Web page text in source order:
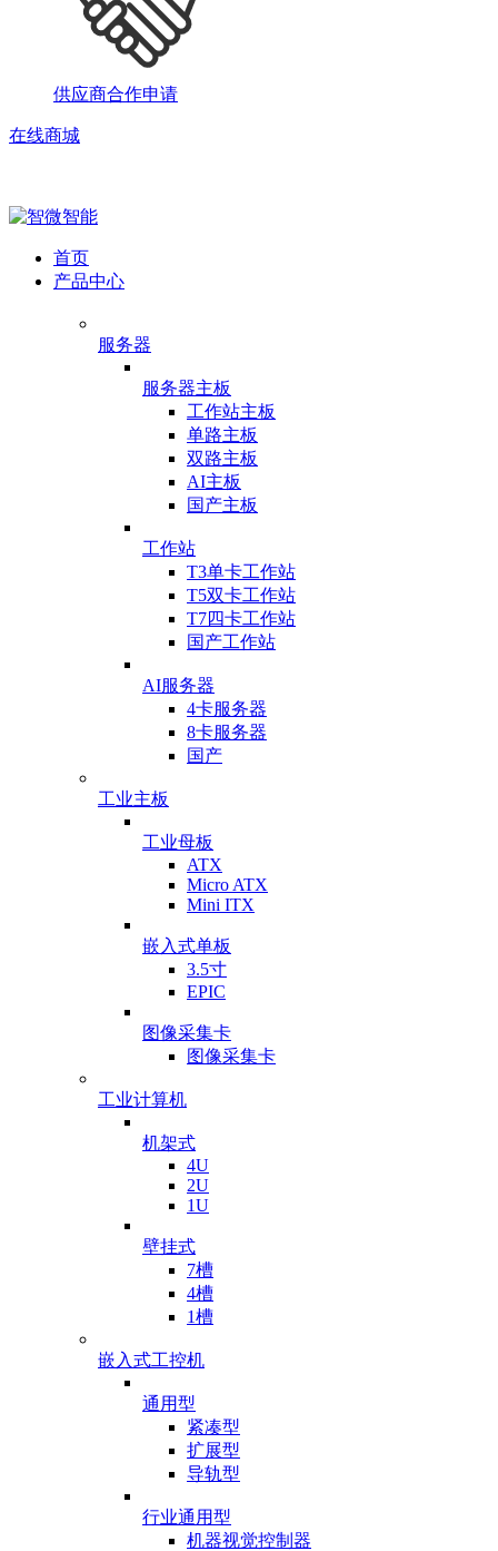
供应商合作申请
在线商城
首页
产品中心
服务器
服务器主板
工作站主板
单路主板
双路主板
AI主板
国产主板
工作站
T3单卡工作站
T5双卡工作站
T7四卡工作站
国产工作站
AI服务器
4卡服务器
8卡服务器
国产
工业主板
工业母板
ATX
Micro ATX
Mini ITX
嵌入式单板
3.5寸
EPIC
图像采集卡
图像采集卡
工业计算机
机架式
4U
2U
1U
壁挂式
7槽
4槽
1槽
嵌入式工控机
通用型
紧凑型
扩展型
导轨型
行业通用型
机器视觉控制器